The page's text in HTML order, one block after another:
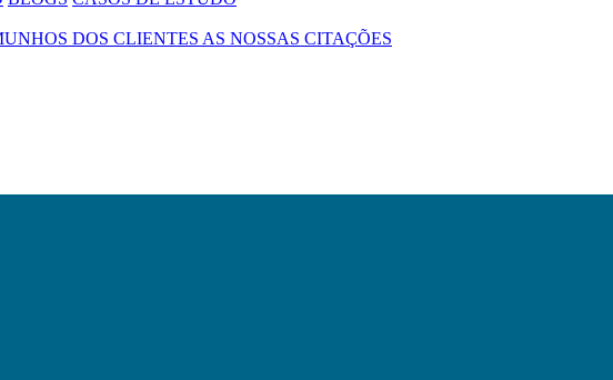
DOS CLIENTES AS NOSSAS CITAÇÕES